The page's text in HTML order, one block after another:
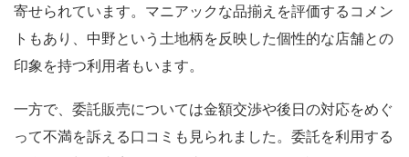
寄せられています。マニアックな品揃えを評価するコメン
トもあり、中野という土地柄を反映した個性的な店舗との
印象を持つ利用者もいます。
一方で、委託販売については金額交渉や後日の対応をめぐ
って不満を訴える口コミも見られました。委託を利用する